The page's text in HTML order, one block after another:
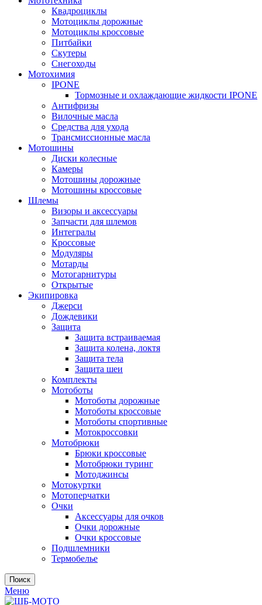
Квадроциклы
Мотоциклы дорожные
Мотоциклы кроссовые
Питбайки
Скутеры
Снегоходы
Мотохимия
IPONE
Тормозные и охлаждающие жидкости IPONE
Антифризы
Вилочные масла
Средства для ухода
Трансмиссионные масла
Мотошины
Диски колесные
Камеры
Мотошины дорожные
Мотошины кроссовые
Шлемы
Визоры и аксессуары
Запчасти для шлемов
Интегралы
Кроссовые
Модуляры
Мотарды
Мотогарнитуры
Открытые
Экипировка
Джерси
Дождевики
Защита
Защита встраиваемая
Защита колена, локтя
Защита тела
Защита шеи
Комплекты
Мотоботы
Мотоботы дорожные
Мотоботы кроссовые
Мотоботы спортивные
Мотокроссовки
Мотобрюки
Брюки кроссовые
Мотобрюки туринг
Мотоджинсы
Мотокуртки
Мотоперчатки
Очки
Аксессуары для очков
Очки дорожные
Очки кроссовые
Подшлемники
Термобелье
Поиск
Меню